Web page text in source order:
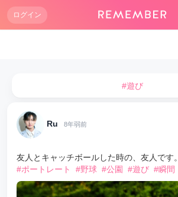
ログイン
#遊び
Ru 8年弱前
友人とキャッチボールした時の、友人です。
#ポートレート
#野球 #公園 #遊び #瞬間